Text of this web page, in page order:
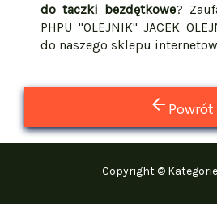
do taczki bezdętkowe?
PHPU "OLEJNIK" JACEK
do naszego sklepu
arrow_back Powrót
Copyright ©